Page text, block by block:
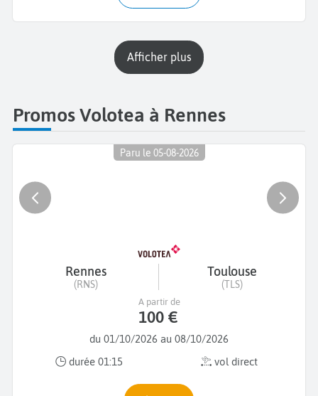
Afficher plus
Promos Volotea à Rennes
Paru le 05-08-2026
Rennes
(RNS)
Toulouse
(TLS)
du 01/10/2026 au 08/10/2026
durée 01:15
vol direct
A partir de
100 €